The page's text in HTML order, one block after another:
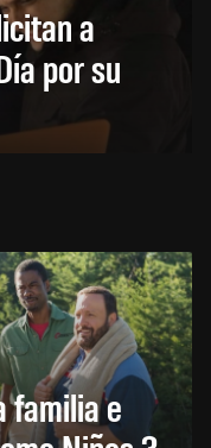
a
por su
familia e